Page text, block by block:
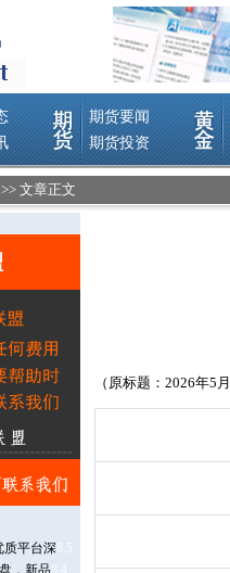
>> 文章正文
（原标题：2026年5